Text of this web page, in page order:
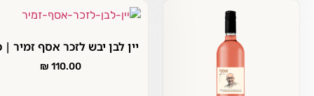
יין לבן יבש לזכר אסף זמיר | כשר
₪110.00